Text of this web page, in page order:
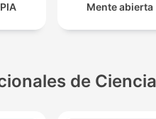
Mente abierta
de